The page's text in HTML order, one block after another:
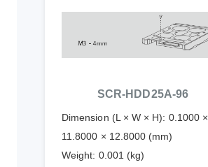
SCR-HDD25A-96
Dimension (L × W × H): 0.1000 ×
11.8000 × 12.8000 (mm)
Weight: 0.001 (kg)